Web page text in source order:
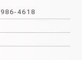
4618